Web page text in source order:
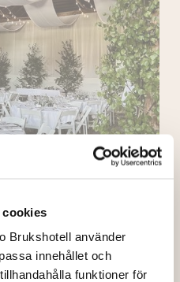
cookies
Brukshotell använder
innehållet och
funktioner för